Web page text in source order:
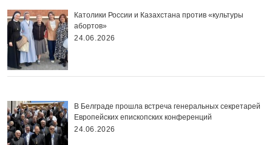
Католики России и Казахстана против «культуры
абортов»
24.06.2026
В Белграде прошла встреча генеральных секретарей
Европейских епископских конференций
24.06.2026